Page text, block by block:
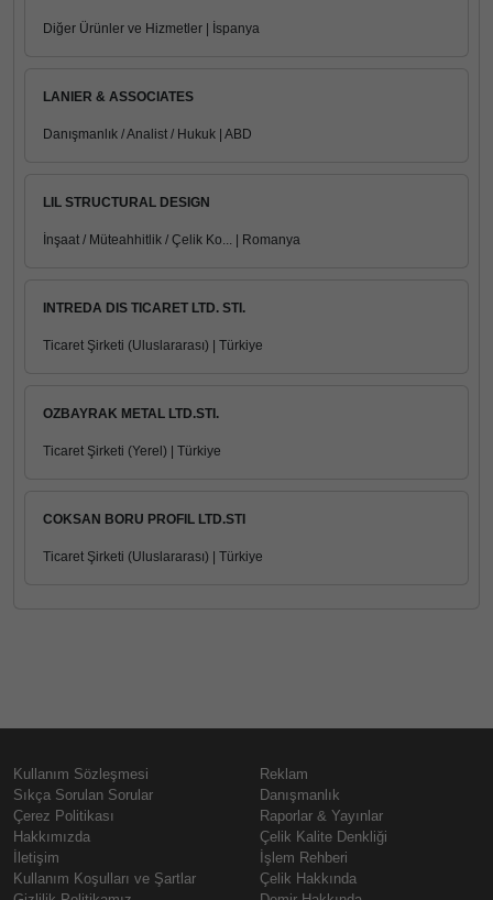
Diğer Ürünler ve Hizmetler | İspanya
LANIER & ASSOCIATES
Danışmanlık / Analist / Hukuk | ABD
LIL STRUCTURAL DESIGN
İnşaat / Müteahhitlik / Çelik Ko... | Romanya
INTREDA DIS TICARET LTD. STI.
Ticaret Şirketi (Uluslararası) | Türkiye
OZBAYRAK METAL LTD.STI.
Ticaret Şirketi (Yerel) | Türkiye
COKSAN BORU PROFIL LTD.STI
Ticaret Şirketi (Uluslararası) | Türkiye
Kullanım Sözleşmesi
Sıkça Sorulan Sorular
Çerez Politikası
Hakkımızda
İletişim
Kullanım Koşulları ve Şartlar
Reklam
Danışmanlık
Raporlar & Yayınlar
Çelik Kalite Denkliği
İşlem Rehberi
Çelik Hakkında